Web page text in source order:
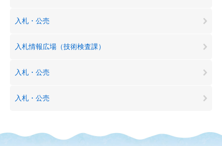
入札・公売
入札情報広場（技術検査課）
入札・公売
入札・公売